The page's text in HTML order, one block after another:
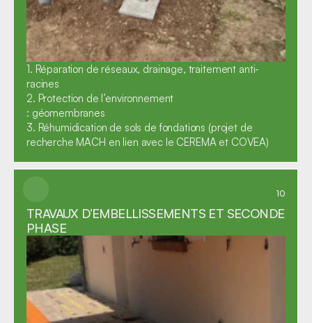
1. Réparation de réseaux, drainage, traitement anti-
racines
2. Protection de l’environnement
: géomembranes
3. Réhumidication de sols de fondations (projet de
recherche MACH en lien avec le CEREMA et COVEA)
10
TRAVAUX D’EMBELLISSEMENTS ET SECONDE
PHASE